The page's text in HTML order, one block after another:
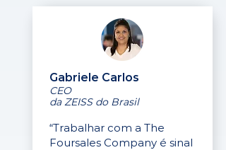
Gabriele Carlos
CEO
da ZEISS do Brasil
“Trabalhar com a The
Foursales Company é sinal